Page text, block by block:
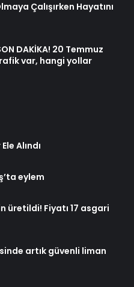
Çalışırken Hayatını
DAKİKA! 20 Temmuz
var, hangi yollar
Alındı
eylem
üretildi! Fiyatı 17 asgari
artık güvenli liman